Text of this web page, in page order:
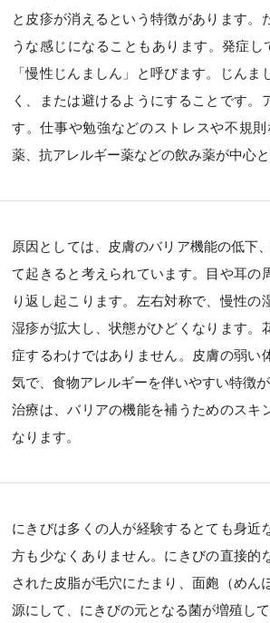
と皮疹が消えるという特徴があります。
うな感じになることもあります。発症
「慢性じんましん」と呼びます。じん
く、または避けるようにすることです
す。仕事や勉強などのストレスや不規
薬、抗アレルギー薬などの飲み薬が中心と
原因としては、皮膚のバリア機能の低下
て起きると考えられています。目や耳の
り返し起こります。左右対称で、慢性
湿疹が拡大し、状態がひどくなります。
症するわけではありません。皮膚の弱い
気で、食物アレルギーを伴いやすい特徴が
治療は、バリアの機能を補うためのスキ
なります。
にきびは多くの人が経験するとても身近
方も少なくありません。にきびの直接的
された皮脂が毛穴にたまり、面皰（め
源にして、にきびの元となる菌が増殖し